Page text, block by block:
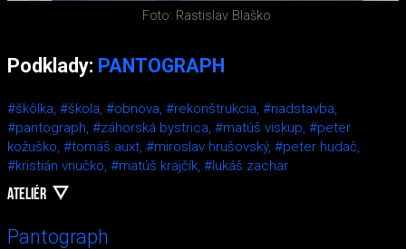
Foto: Rastislav Blaško
Podklady: PANTOGRAPH
#škôlka, #škola, #obnova, #rekonštrukcia, #nadstavba,
#pantograph, #záhorská bystrica, #matúš viskup, #peter
kožuško, #tomáš auxt, #miroslav hrušovský, #peter hudač,
#kristián vnučko, #matúš krajčík, #lukáš zachar
ATELIÉR
Pantograph